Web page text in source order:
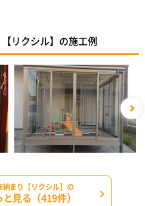
リクシル】の施工例
まり【リクシル】の
見る（419件）